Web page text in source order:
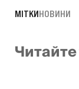
МІТКИНОВИНИ